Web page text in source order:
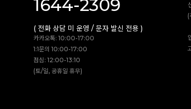
1644-2309
( 전화 상담 미 운영 / 문자 발신 전용 )
카카오톡: 10:00-17:00
1:1문의 10:00-17:00
점심: 12:00-13:10
(토/일, 공휴일 휴무)
(